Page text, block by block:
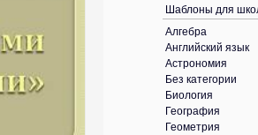
Шаблоны для
Алгебра
Английский язык
Астрономия
Без категории
Биология
География
Геометрия